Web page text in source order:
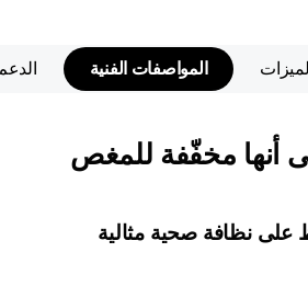
الميزات المواصفات الفنية
أنها مخفّفة للمغص
على نظافة صحية مثالية